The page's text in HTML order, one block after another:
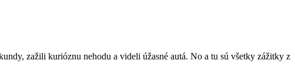
zažili kurióznu nehodu a videli úžasné autá. No a tu sú všetky zážitky z